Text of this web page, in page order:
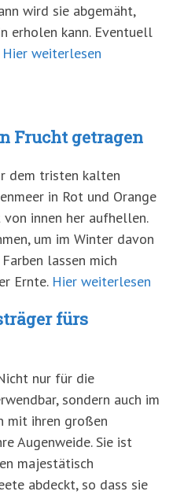
wird sie abgemäht,
erholen kann. Eventuell
Hier weiterlesen
Frucht getragen
dem tristen kalten
in Rot und Orange
innen her aufhellen.
um im Winter davon
lassen mich
Ernte. Hier weiterlesen
fürs
nur für die
sondern auch im
mit ihren großen
Augenweide. Sie ist
majestätisch
abdeckt, so dass sie